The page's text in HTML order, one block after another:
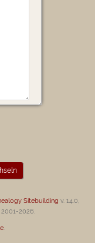
Sitebuilding v. 14.0,
2026.
.